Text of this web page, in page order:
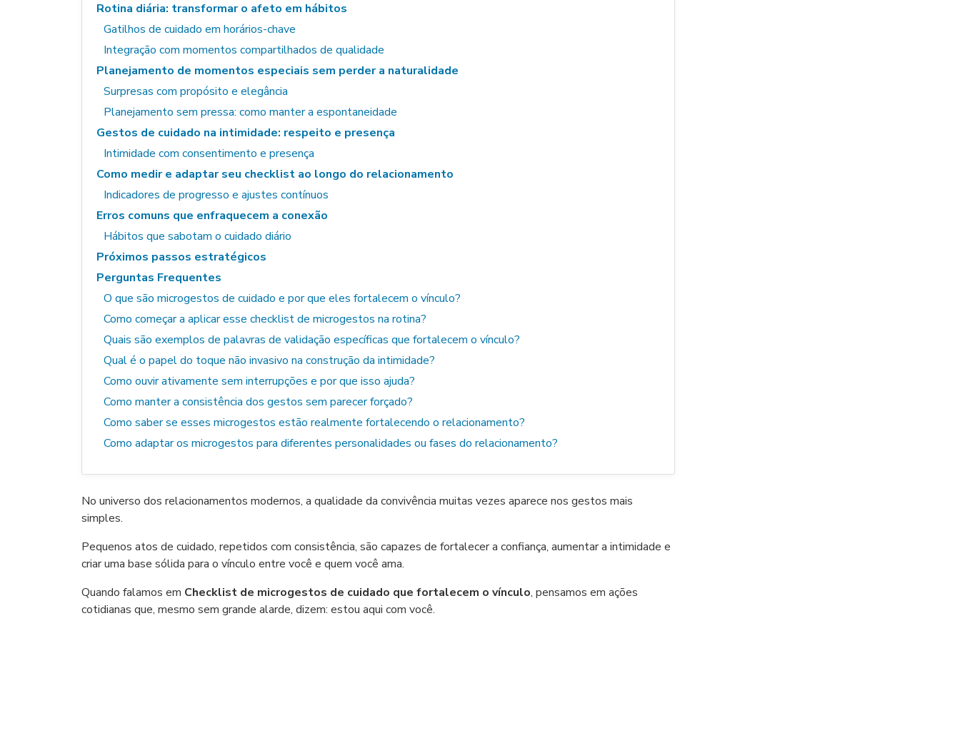
Rotina diária: transformar o afeto em hábitos
Gatilhos de cuidado em horários-chave
Integração com momentos compartilhados de qualidade
Planejamento de momentos especiais sem perder a naturalidade
Surpresas com propósito e elegância
Planejamento sem pressa: como manter a espontaneidade
Gestos de cuidado na intimidade: respeito e presença
Intimidade com consentimento e presença
Como medir e adaptar seu checklist ao longo do relacionamento
Indicadores de progresso e ajustes contínuos
Erros comuns que enfraquecem a conexão
Hábitos que sabotam o cuidado diário
Próximos passos estratégicos
Perguntas Frequentes
O que são microgestos de cuidado e por que eles fortalecem o vínculo?
Como começar a aplicar esse checklist de microgestos na rotina?
Quais são exemplos de palavras de validação específicas que fortalecem o vínculo?
Qual é o papel do toque não invasivo na construção da intimidade?
Como ouvir ativamente sem interrupções e por que isso ajuda?
Como manter a consistência dos gestos sem parecer forçado?
Como saber se esses microgestos estão realmente fortalecendo o relacionamento?
Como adaptar os microgestos para diferentes personalidades ou fases do relacionamento?
No universo dos relacionamentos modernos, a qualidade da convivência muitas vezes aparece nos gestos mais
simples.
Pequenos atos de cuidado, repetidos com consistência, são capazes de fortalecer a confiança, aumentar a intimidade e
criar uma base sólida para o vínculo entre você e quem você ama.
Quando falamos em Checklist de microgestos de cuidado que fortalecem o vínculo, pensamos em ações
cotidianas que, mesmo sem grande alarde, dizem: estou aqui com você.